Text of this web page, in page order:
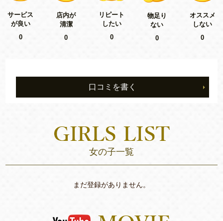
サービス
が良い
0
店内が
清潔
0
リピート
したい
0
物足り
ない
0
オススメ
しない
0
口コミを書く
女の子一覧
まだ登録がありません。